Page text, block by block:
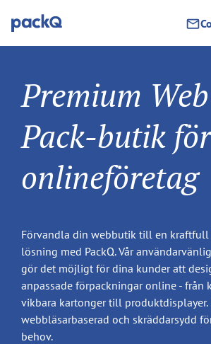
Premium
Pack-butik
onlineföretag
Förvandla din webbutik till en kraftfull
lösning med PackQ. Vår
gör det möjligt för dina kunder att
anpassade förpackningar online - från
vikbara kartonger till produktdisplayer.
webbläsarbaserad och skräddarsydd
behov.